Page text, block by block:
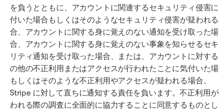
を負うとともに、アカウントに関連するセキュリティ侵害
付いた場合もしくはそのようなセキュリティ侵害が疑われ
合、アカウントに関する身に覚えのない通知を受け取った場
合、アカウントに関する身に覚えのない事象を知らせるセ
リティ通知を受け取った場合、または、アカウントに対す
の他の不正利用またはアクセスが行われたことに気付いた
もしくはそのような不正利用やアクセスが疑われる場合、
Stripe に対して直ちに通知する責任を負います。不正利用
われる際の調査に全面的に協力することに同意するものと